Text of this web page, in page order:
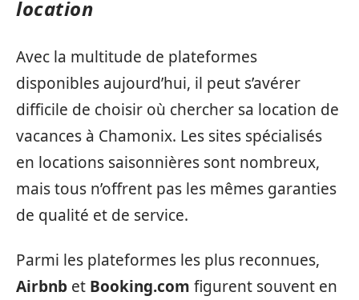
location
Avec la multitude de plateformes
disponibles aujourd’hui, il peut s’avérer
difficile de choisir où chercher sa location de
vacances à Chamonix. Les sites spécialisés
en locations saisonnières sont nombreux,
mais tous n’offrent pas les mêmes garanties
de qualité et de service.
Parmi les plateformes les plus reconnues,
Airbnb et Booking.com figurent souvent en